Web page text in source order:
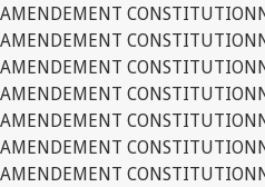
AMENDEMENT
AMENDEMENT
AMENDEMENT
AMENDEMENT
AMENDEMENT
AMENDEMENT
AMENDEMENT